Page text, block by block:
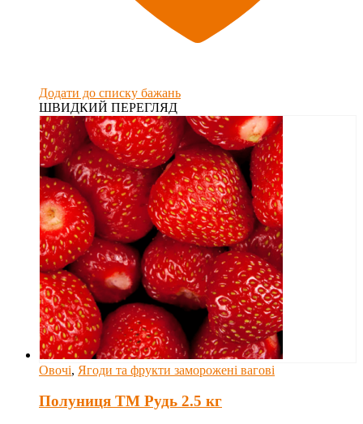
Додати до списку бажань
ШВИДКИЙ ПЕРЕГЛЯД
Овочі, Ягоди та фрукти заморожені вагові
Полуниця ТМ Рудь 2.5 кг